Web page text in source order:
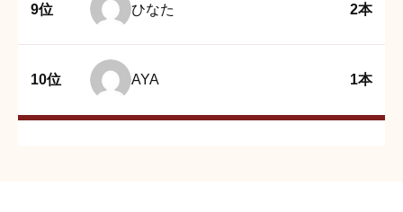
9位 ひなた 2本
10位 AYA 1本